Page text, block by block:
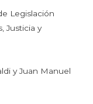
Legislación
Justicia y
y Juan Manuel